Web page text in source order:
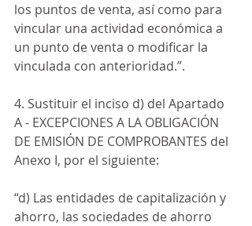
los puntos de venta, así como para
vincular una actividad económica a
un punto de venta o modificar la
vinculada con anterioridad.”.
4. Sustituir el inciso d) del Apartado
A - EXCEPCIONES A LA OBLIGACIÓN
DE EMISIÓN DE COMPROBANTES del
Anexo I, por el siguiente:
“d) Las entidades de capitalización y
ahorro, las sociedades de ahorro